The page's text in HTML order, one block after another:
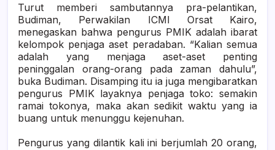
Turut memberi sambutannya pra-pelantikan,
Budiman, Perwakilan ICMI Orsat Kairo,
menegaskan bahwa pengurus PMIK adalah ibarat
kelompok penjaga aset peradaban. “Kalian semua
adalah yang menjaga aset-aset penting
peninggalan orang-orang pada zaman dahulu”,
buka Budiman. Disamping itu ia juga mengibaratkan
pengurus PMIK layaknya penjaga toko: semakin
ramai tokonya, maka akan sedikit waktu yang ia
buang untuk menunggu kejenuhan.
Pengurus yang dilantik kali ini berjumlah 20 orang,